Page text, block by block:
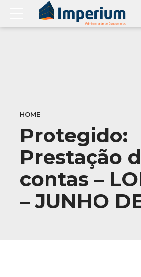
HOME
Protegido:
Prestação
contas –
– JUNHO